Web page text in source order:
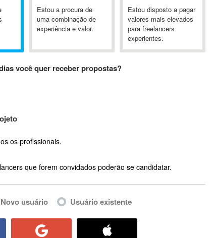
(AWT)
Estou a procura de
uma combinação de
experiência e valor.
Estou disposto a pagar
valores mais elevados
para freelancers
experientes.
você quer receber propostas?
os profissionais.
que forem convidados poderão se candidatar.
Novo usuário Usuário existente